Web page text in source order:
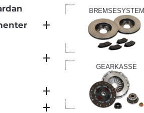
BREMSESYSTEM
GEARKASSE